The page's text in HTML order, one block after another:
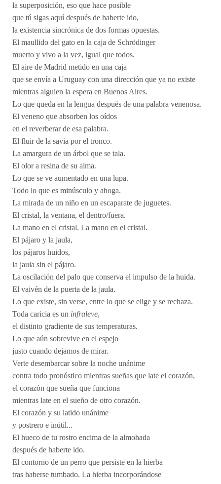
la superposición, eso que hace posible
que tú sigas aquí después de haberte ido,
la existencia sincrónica de dos formas opuestas.
El maullido del gato en la caja de Schrödinger
muerto y vivo a la vez, igual que todos.
El aire de Madrid metido en una caja
que se envía a Uruguay con una dirección que ya no existe
mientras alguien la espera en Buenos Aires.
Lo que queda en la lengua después de una palabra venenosa.
El veneno que absorben los oídos
en el reverberar de esa palabra.
El fluir de la savia por el tronco.
La amargura de un árbol que se tala.
El olor a resina de su alma.
Lo que se ve aumentado en una lupa.
Todo lo que es minúsculo y ahoga.
La mirada de un niño en un escaparate de juguetes.
El cristal, la ventana, el dentro/fuera.
La mano en el cristal. La mano en el cristal.
El pájaro y la jaula,
los pájaros huidos,
la jaula sin el pájaro.
La oscilación del palo que conserva el impulso de la huida.
El vaivén de la puerta de la jaula.
Lo que existe, sin verse, entre lo que se elige y se rechaza.
Toda caricia es un infraleve,
el distinto gradiente de sus temperaturas.
Lo que aún sobrevive en el espejo
justo cuando dejamos de mirar.
Verte desembarcar sobre la noche unánime
contra todo pronóstico mientras sueñas que late el corazón,
el corazón que sueña que funciona
mientras late en el sueño de otro corazón.
El corazón y su latido unánime
y postrero e inútil...
El hueco de tu rostro encima de la almohada
después de haberte ido.
El contorno de un perro que persiste en la hierba
tras haberse tumbado. La hierba incorporándose